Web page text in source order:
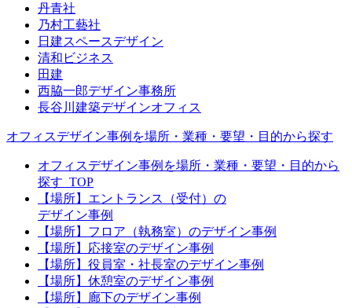
丹青社
乃村工藝社
日建スペースデザイン
清和ビジネス
田建
西脇一郎デザイン事務所
長谷川建築デザインオフィス
オフィスデザイン事例を場所・業種・要望・目的から探す
オフィスデザイン事例を場所・業種・要望・目的から
探す_TOP
【場所】エントランス（受付）の
デザイン事例
【場所】フロア（執務室）のデザイン事例
【場所】応接室のデザイン事例
【場所】役員室・社長室のデザイン事例
【場所】休憩室のデザイン事例
【場所】廊下のデザイン事例